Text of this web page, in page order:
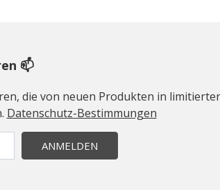
📫
die von neuen Produkten in
Datenschutz-Bestimmungen
ANMELDEN